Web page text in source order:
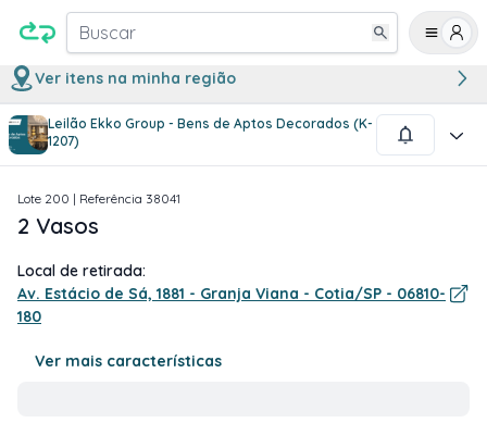
Buscar
Ver itens na minha região
Leilão Ekko Group - Bens de Aptos Decorados (K-
1207)
1/1
Lote 200 | Referência 38041
2 Vasos
Local de retirada:
Av. Estácio de Sá, 1881 - Granja Viana - Cotia/SP - 06810-
180
Ver mais características